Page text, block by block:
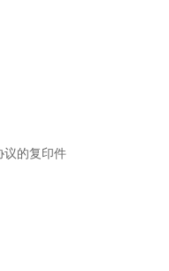
议的复印件